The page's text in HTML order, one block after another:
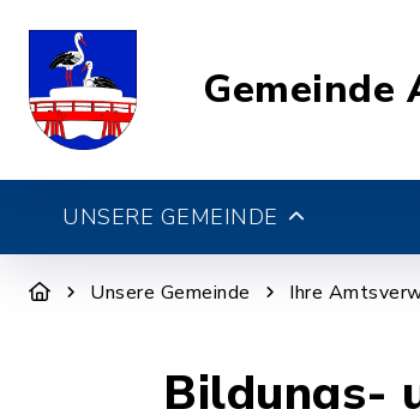
Gemeinde
UNSERE GEMEINDE
Unsere Gemeinde Ihre
Bildungs-